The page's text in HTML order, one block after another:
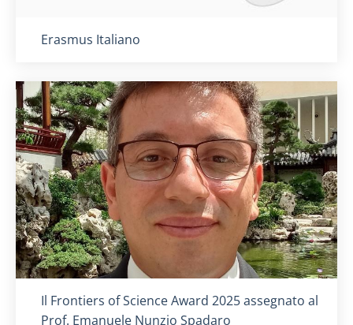
Titolo card:
Erasmus Italiano
Titolo card :
Il Frontiers of Science Award 2025 assegnato al
Prof. Emanuele Nunzio Spadaro